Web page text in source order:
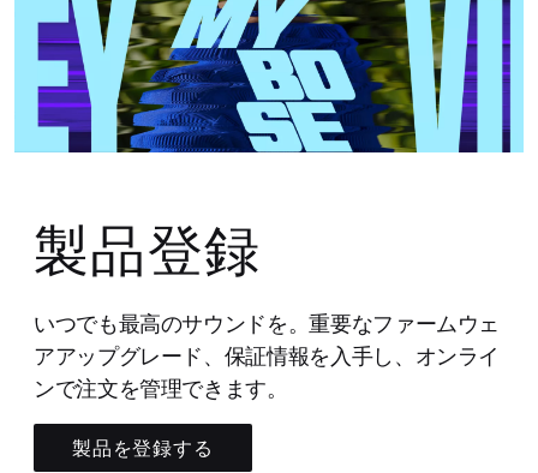
製品登録
いつでも最高のサウンドを。重要なファームウェ
アアップグレード、保証情報を入手し、オンライ
ンで注文を管理できます。
製品を登録する